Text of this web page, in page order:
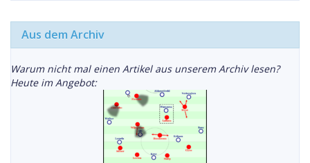
Aus dem Archiv
Warum nicht mal einen Artikel aus unserem Archiv lesen?
Heute im Angebot: